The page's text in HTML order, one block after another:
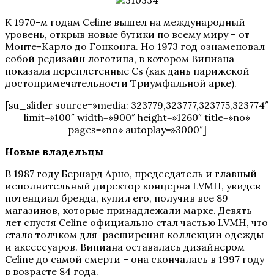
К 1970-м годам Celine вышел на международный
уровень, открыв новые бутики по всему миру – от
Монте-Карло до Гонконга. Но 1973 год ознаменовал
собой редизайн логотипа, в котором Випиана
показала переплетенные Cs (как дань парижской
достопримечательности Триумфальной арке).
[su_slider source=»media: 323779,323777,323775,323774″
limit=»100″ width=»900″ height=»1260″ title=»no»
pages=»no» autoplay=»3000″]
Новые владельцы
В 1987 году Бернард Арно, председатель и главный
исполнительный директор концерна LVMH, увидев
потенциал бренда, купил его, получив все 89
магазинов, которые принадлежали марке. Девять
лет спустя Celine официально стал частью LVMH, что
стало толчком для расширения коллекции одежды
и аксессуаров. Випиана оставалась дизайнером
Celine до самой смерти – она скончалась в 1997 году
в возрасте 84 года.